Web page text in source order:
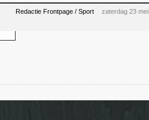
Redactie Frontpage / Sport zaterdag 23